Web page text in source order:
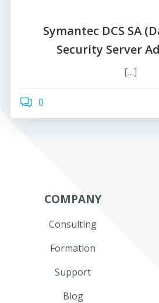
Symantec DCS SA
Security Server
[…]
0
COMPANY
Consulting
Formation
Support
Blog